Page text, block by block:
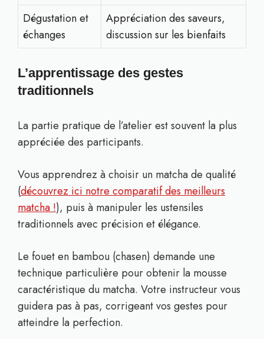
Dégustation et
échanges
Appréciation des saveurs,
discussion sur les bienfaits
L’apprentissage des gestes
traditionnels
La partie pratique de l’atelier est souvent la plus
appréciée des participants.
Vous apprendrez à choisir un matcha de qualité
(découvrez ici notre comparatif des meilleurs
matcha !), puis à manipuler les ustensiles
traditionnels avec précision et élégance.
Le fouet en bambou (chasen) demande une
technique particulière pour obtenir la mousse
caractéristique du matcha. Votre instructeur vous
guidera pas à pas, corrigeant vos gestes pour
atteindre la perfection.